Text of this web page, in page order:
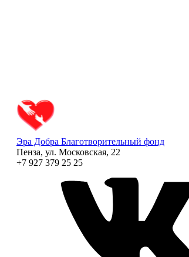
Эра Добра Благотворительный фонд
Пенза, ул. Московская, 22
+7 927 379 25 25